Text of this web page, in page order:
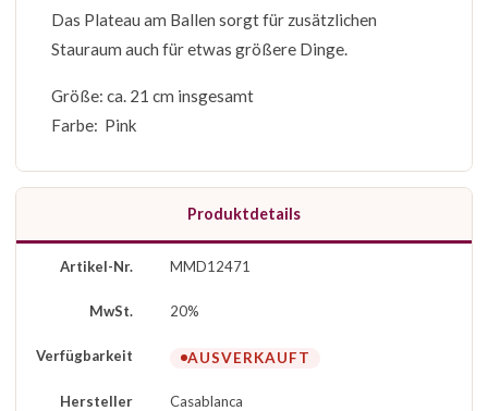
Das Plateau am Ballen sorgt für zusätzlichen
Stauraum auch für etwas größere Dinge.
Größe: ca. 21 cm insgesamt
Farbe: Pink
Produktdetails
Artikel-Nr. MMD12471
MwSt. 20%
Verfügbarkeit AUSVERKAUFT
Hersteller Casablanca